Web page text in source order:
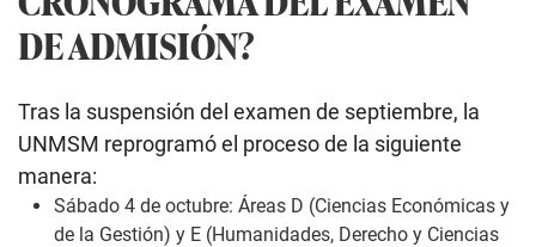
DE ADMISIÓN?
Tras la suspensión del examen de septiembre, la
UNMSM reprogramó el proceso de la siguiente
manera:
Sábado 4 de octubre: Áreas D (Ciencias Económicas y
de la Gestión) y E (Humanidades, Derecho y Ciencias